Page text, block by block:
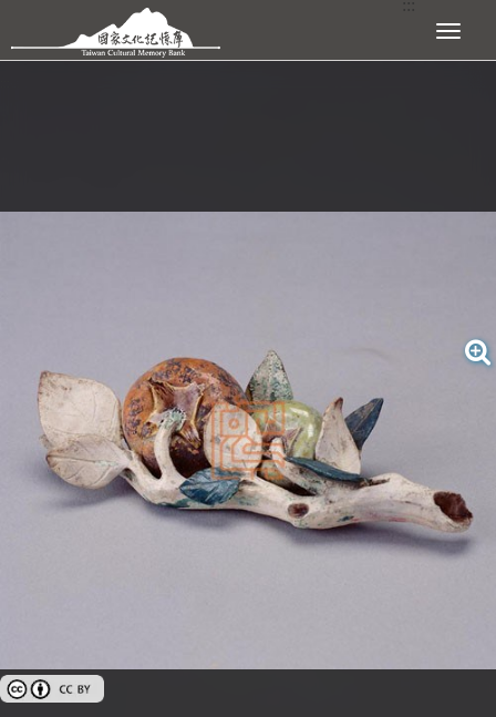
跳到主要內容區塊 展開選單
創用CC姓名標示 3.0 台灣及其後版本(CC BY 3.0 TW +)